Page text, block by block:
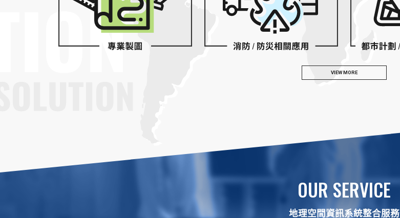
OUR SERVICE
地理空間資訊系統整合服務